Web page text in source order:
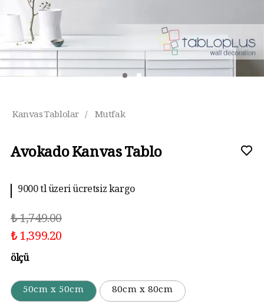
Kanvas Tablolar / Mutfak
Avokado Kanvas Tablo
9000 tl üzeri ücretsiz kargo
₺ 1,749.00
₺ 1,399.20
ölçü
50cm x 50cm
80cm x 80cm